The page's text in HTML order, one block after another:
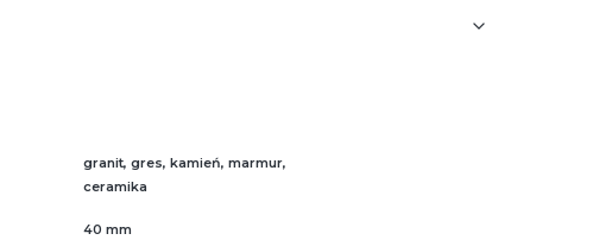
granit, gres, kamień, marmur,
ceramika
40 mm